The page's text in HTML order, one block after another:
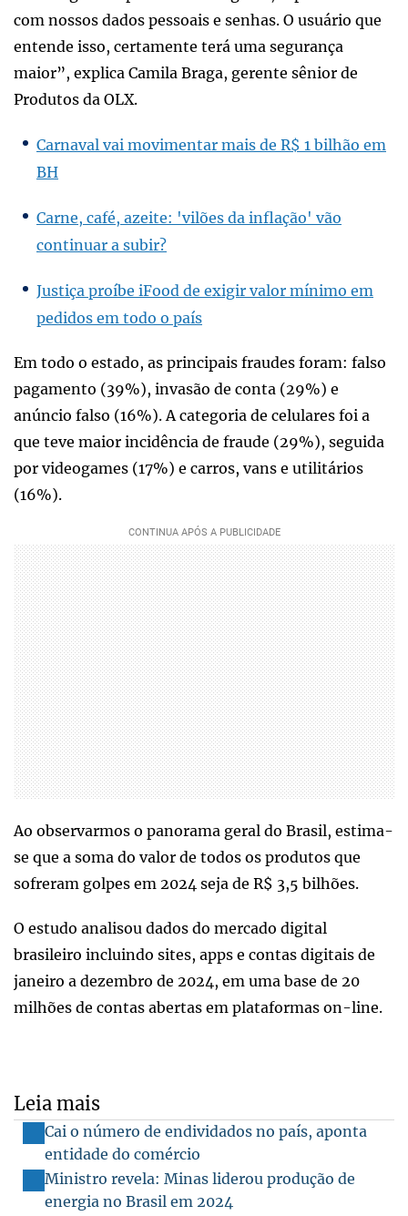
com nossos dados pessoais e senhas. O usuário que
entende isso, certamente terá uma segurança
maior”, explica Camila Braga, gerente sênior de
Produtos da OLX.
Carnaval vai movimentar mais de R$ 1 bilhão em
BH
Carne, café, azeite: 'vilões da inflação' vão
continuar a subir?
Justiça proíbe iFood de exigir valor mínimo em
pedidos em todo o país
Em todo o estado, as principais fraudes foram: falso
pagamento (39%), invasão de conta (29%) e
anúncio falso (16%). A categoria de celulares foi a
que teve maior incidência de fraude (29%), seguida
por videogames (17%) e carros, vans e utilitários
(16%).
Ao observarmos o panorama geral do Brasil, estima-
se que a soma do valor de todos os produtos que
sofreram golpes em 2024 seja de R$ 3,5 bilhões.
O estudo analisou dados do mercado digital
brasileiro incluindo sites, apps e contas digitais de
janeiro a dezembro de 2024, em uma base de 20
milhões de contas abertas em plataformas on-line.
Leia mais
Cai o número de endividados no país, aponta
entidade do comércio
Ministro revela: Minas liderou produção de
energia no Brasil em 2024